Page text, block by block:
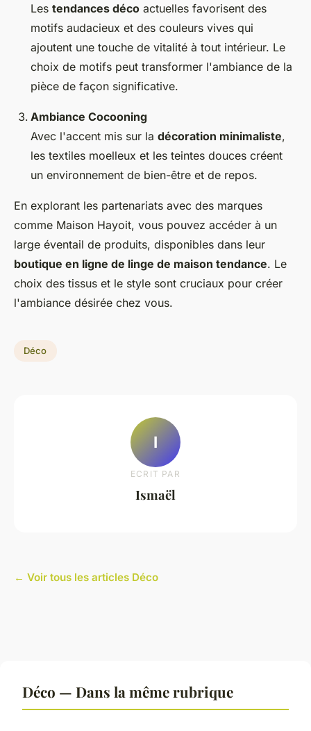
Les tendances déco actuelles favorisent des
motifs audacieux et des couleurs vives qui
ajoutent une touche de vitalité à tout intérieur. Le
choix de motifs peut transformer l'ambiance de la
pièce de façon significative.
Ambiance Cocooning
Avec l'accent mis sur la décoration minimaliste,
les textiles moelleux et les teintes douces créent
un environnement de bien-être et de repos.
En explorant les partenariats avec des marques
comme Maison Hayoit, vous pouvez accéder à un
large éventail de produits, disponibles dans leur
boutique en ligne de linge de maison tendance. Le
choix des tissus et le style sont cruciaux pour créer
l'ambiance désirée chez vous.
Déco
I
ECRIT PAR
Ismaël
← Voir tous les articles Déco
Déco — Dans la même rubrique